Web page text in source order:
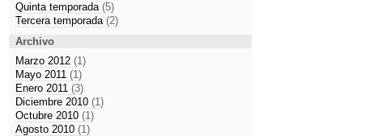
Quinta temporada (5)
Tercera temporada (2)
Archivo
Marzo 2012 (1)
Mayo 2011 (1)
Enero 2011 (3)
Diciembre 2010 (1)
Octubre 2010 (1)
Agosto 2010 (1)